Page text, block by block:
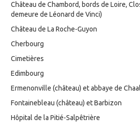
Château de Chambord, bords de Loire,
demeure de Léonard de Vinci)
Château de La Roche-Guyon
Cherbourg
Cimetières
Edimbourg
Ermenonville (château) et abbaye de
Fontainebleau (château) et Barbizon
Hôpital de la Pitié-Salpêtrière